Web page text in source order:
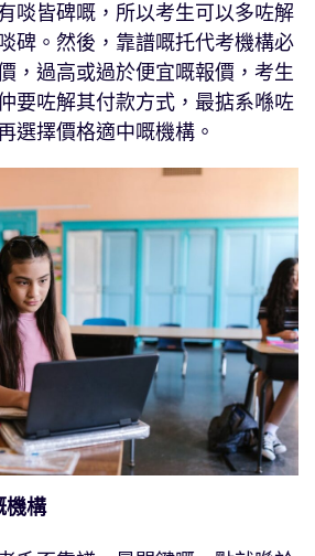
啖皆碑嘅，所以考生可以多咗解
碑。然後，靠譜嘅托代考機構必
，過高或過於便宜嘅報價，考生
要咗解其付款方式，最掂系喺咗
選擇價格適中嘅機構。
機構